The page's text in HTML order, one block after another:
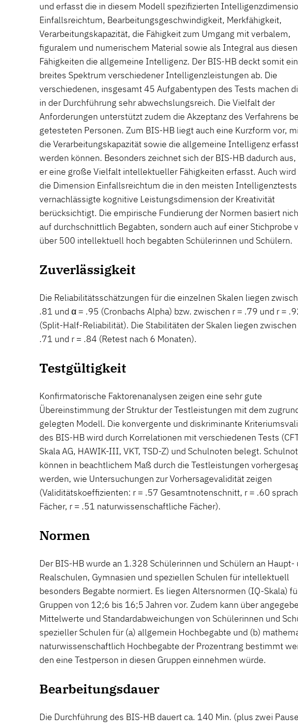
und erfasst die in diesem Modell spezifizierten
Einfallsreichtum, Bearbeitungsgeschwindigkeit, Merkfähigkeit,
Verarbeitungskapazität, die Fähigkeit zum Umgang mit verbalem,
figuralem und numerischem Material sowie als Integral aus diesen
Fähigkeiten die allgemeine Intelligenz. Der BIS-HB deckt somit ein
breites Spektrum verschiedener Intelligenzleistungen ab. Die
verschiedenen, insgesamt 45 Aufgabentypen des Tests machen
in der Durchführung sehr abwechslungsreich. Die Vielfalt der
Anforderungen unterstützt zudem die Akzeptanz des Verfahrens
getesteten Personen. Zum BIS-HB liegt auch eine Kurzform vor,
die Verarbeitungskapazität sowie die allgemeine Intelligenz
werden können. Besonders zeichnet sich der BIS-HB dadurch aus,
er eine große Vielfalt intellektueller Fähigkeiten erfasst. Auch wird
die Dimension Einfallsreichtum die in den meisten Intelligenztests
vernachlässigte kognitive Leistungsdimension der Kreativität
berücksichtigt. Die empirische Fundierung der Normen basiert
auf durchschnittlich Begabten, sondern auch auf einer Stichprobe
über 500 intellektuell hoch begabten Schülerinnen und Schülern.
Zuverlässigkeit
Die Reliabilitätsschätzungen für die einzelnen Skalen liegen
.81 und α = .95 (Cronbachs Alpha) bzw. zwischen r = .79 und r =
(Split-Half-Reliabilität). Die Stabilitäten der Skalen liegen zwischen
.71 und r = .84 (Retest nach 6 Monaten).
Testgültigkeit
Konfirmatorische Faktorenanalysen zeigen eine sehr gute
Übereinstimmung der Struktur der Testleistungen mit dem
gelegten Modell. Die konvergente und diskriminante
des BIS-HB wird durch Korrelationen mit verschiedenen Tests
Skala AG, HAWIK-III, VKT, TSD-Z) und Schulnoten belegt.
können in beachtlichem Maß durch die Testleistungen
werden, wie Untersuchungen zur Vorhersagevalidität zeigen
(Validitätskoeffizienten: r = .57 Gesamtnotenschnitt, r = .60
Fächer, r = .51 naturwissenschaftliche Fächer).
Normen
Der BIS-HB wurde an 1.328 Schülerinnen und Schülern an Haupt-
Realschulen, Gymnasien und speziellen Schulen für intellektuell
besonders Begabte normiert. Es liegen Altersnormen (IQ-Skala)
Gruppen von 12;6 bis 16;5 Jahren vor. Zudem kann über
Mittelwerte und Standardabweichungen von Schülerinnen und
spezieller Schulen für (a) allgemein Hochbegabte und (b)
naturwissenschaftlich Hochbegabte der Prozentrang bestimmt
den eine Testperson in diesen Gruppen einnehmen würde.
Bearbeitungsdauer
Die Durchführung des BIS-HB dauert ca. 140 Min. (plus zwei